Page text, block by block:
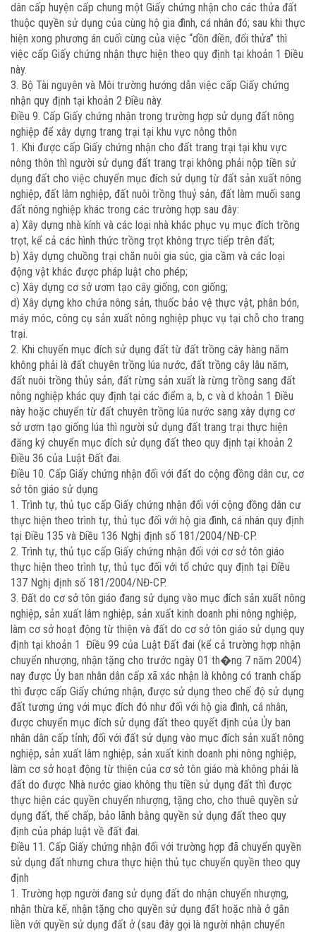
dân cấp huyện cấp chung một Giấy chứng nhận cho các thửa đất
thuộc quyền sử dụng của cùng hộ gia đình, cá nhân đó; sau khi thực
hiện xong phương án cuối cùng của việc “dồn điền, đổi thửa” thì
việc cấp Giấy chứng nhận thực hiện theo quy định tại khoản 1 Điều
này.
3. Bộ Tài nguyên và Môi trường hướng dẫn việc cấp Giấy chứng
nhận quy định tại khoản 2 Điều này.
Điều 9. Cấp Giấy chứng nhận trong trường hợp sử dụng đất nông
nghiệp để xây dựng trang trại tại khu vực nông thôn
1. Khi được cấp Giấy chứng nhận cho đất trang trại tại khu vực
nông thôn thì người sử dụng đất trang trại không phải nộp tiền sử
dụng đất cho việc chuyển mục đích sử dụng từ đất sản xuất nông
nghiệp, đất lâm nghiệp, đất nuôi trồng thuỷ sản, đất làm muối sang
đất nông nghiệp khác trong các trường hợp sau đây:
a) Xây dựng nhà kính và các loại nhà khác phục vụ mục đích trồng
trọt, kể cả các hình thức trồng trọt không trực tiếp trên đất;
b) Xây dựng chuồng trại chăn nuôi gia súc, gia cầm và các loại
động vật khác được pháp luật cho phép;
c) Xây dựng cơ sở ươm tạo cây giống, con giống;
d) Xây dựng kho chứa nông sản, thuốc bảo vệ thực vật, phân bón,
máy móc, công cụ sản xuất nông nghiệp phục vụ tại chỗ cho trang
trại.
2. Khi chuyển mục đích sử dụng đất từ đất trồng cây hàng năm
không phải là đất chuyên trồng lúa nước, đất trồng cây lâu năm,
đất nuôi trồng thủy sản, đất rừng sản xuất là rừng trồng sang đất
nông nghiệp khác quy định tại các điểm a, b, c và d khoản 1 Điều
này hoặc chuyển từ đất chuyên trồng lúa nước sang xây dựng cơ
sở ươm tạo giống lúa thì người sử dụng đất trang trại thực hiện
đăng ký chuyển mục đích sử dụng đất theo quy định tại khoản 2
Điều 36 của Luật Đất đai.
Điều 10. Cấp Giấy chứng nhận đối với đất do cộng đồng dân cư, cơ
sở tôn giáo sử dụng
1. Trình tự, thủ tục cấp Giấy chứng nhận đối với cộng đồng dân cư
thực hiện theo trình tự, thủ tục đối với hộ gia đình, cá nhân quy định
tại Điều 135 và Điều 136 Nghị định số 181/2004/NĐ-CP.
2. Trình tự, thủ tục cấp Giấy chứng nhận đối với cơ sở tôn giáo
thực hiện theo trình tự, thủ tục đối với tổ chức quy định tại Điều
137 Nghị định số 181/2004/NĐ-CP.
3. Đất do cơ sở tôn giáo đang sử dụng vào mục đích sản xuất nông
nghiệp, sản xuất lâm nghiệp, sản xuất kinh doanh phi nông nghiệp,
làm cơ sở hoạt động từ thiện và đất do cơ sở tôn giáo sử dụng quy
định tại khoản 1 Điều 99 của Luật Đất đai (kể cả trường hợp nhận
chuyển nhượng, nhận tặng cho trước ngày 01 th�ng 7 năm 2004)
nay được Ủy ban nhân dân cấp xã xác nhận là không có tranh chấp
thì được cấp Giấy chứng nhận, được sử dụng theo chế độ sử dụng
đất tương ứng với mục đích đó như đối với hộ gia đình, cá nhân,
được chuyển mục đích sử dụng đất theo quyết định của Ủy ban
nhân dân cấp tỉnh; đối với đất sử dụng vào mục đích sản xuất nông
nghiệp, sản xuất lâm nghiệp, sản xuất kinh doanh phi nông nghiệp,
làm cơ sở hoạt động từ thiện của cơ sở tôn giáo mà không phải là
đất do được Nhà nước giao không thu tiền sử dụng đất thì được
thực hiện các quyền chuyển nhượng, tặng cho, cho thuê quyền sử
dụng đất, thế chấp, bảo lãnh bằng quyền sử dụng đất theo quy
định của pháp luật về đất đai.
Điều 11. Cấp Giấy chứng nhận đối với trường hợp đã chuyển quyền
sử dụng đất nhưng chưa thực hiện thủ tục chuyển quyền theo quy
định
1. Trường hợp người đang sử dụng đất do nhận chuyển nhượng,
nhận thừa kế, nhận tặng cho quyền sử dụng đất hoặc nhà ở gắn
liền với quyền sử dụng đất ở (sau đây gọi là người nhận chuyển